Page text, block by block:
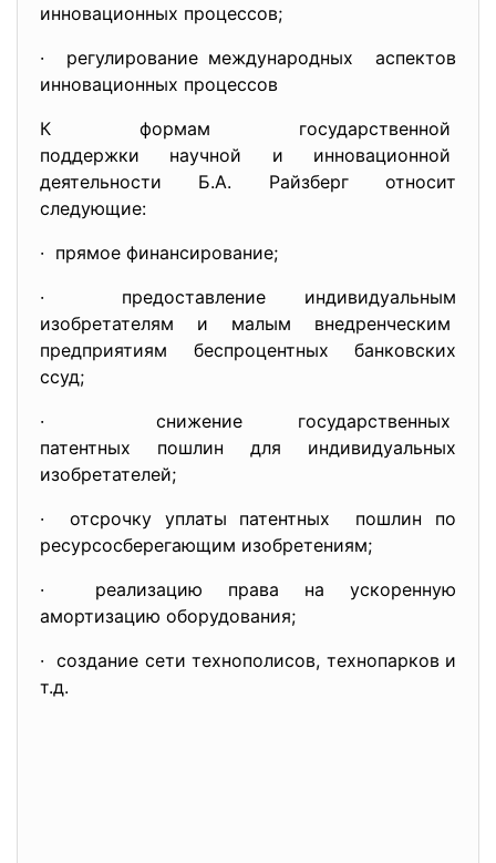
инновационных процессов;
· регулирование международных аспектов
инновационных процессов
К формам государственной
поддержки научной и инновационной
деятельности Б.А. Райзберг относит
следующие:
· прямое финансирование;
· предоставление индивидуальным
изобретателям и малым внедренческим
предприятиям беспроцентных банковских
ссуд;
· снижение государственных
патентных пошлин для индивидуальных
изобретателей;
· отсрочку уплаты патентных пошлин по
ресурсосберегающим изобретениям;
· реализацию права на ускоренную
амортизацию оборудования;
· создание сети технополисов, технопарков и
т.д.